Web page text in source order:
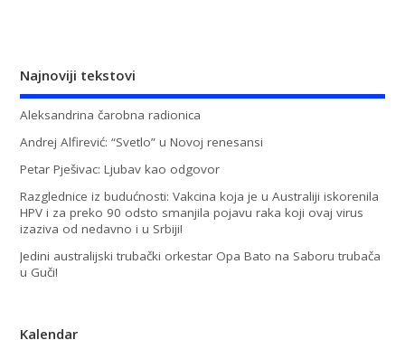
Najnoviji tekstovi
Aleksandrina čarobna radionica
Andrej Alfirević: “Svetlo” u Novoj renesansi
Petar Pješivac: Ljubav kao odgovor
Razglednice iz budućnosti: Vakcina koja je u Australiji iskorenila
HPV i za preko 90 odsto smanjila pojavu raka koji ovaj virus
izaziva od nedavno i u Srbiji!
Jedini australijski trubački orkestar Opa Bato na Saboru trubača
u Guči!
Kalendar